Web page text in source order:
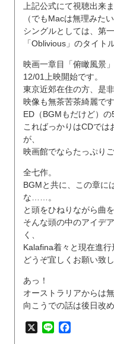
上記公式にて視聴出来ま
（でもMacは無理みた
シングルとしては、第
「Oblivious」のタイト
映画一章目「俯瞰風景
12/01上映開始です。
東京近郊在住の方、是
映像も無茶苦茶綺麗で
ED（BGMもだけど）の
こればっかりはCDでは
が、
映画館でならたっぷり
全七作。
BGMと共に、この章に
な……。
と頭をひねりながら曲
そんな頭の中のアイデ
く、
Kalafina着々と現在進行
どうぞ宜しくお願い致し
あっ！
オーストラリアからは
向こうでの話は後日改め
X Line